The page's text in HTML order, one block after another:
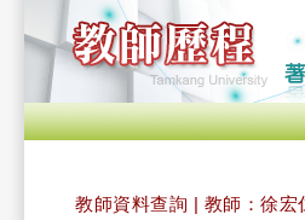
教師資料查詢 | 教師：徐宏